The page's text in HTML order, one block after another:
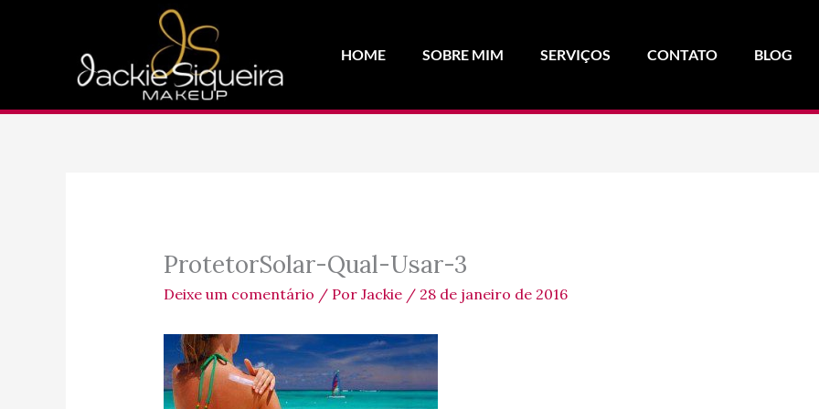
HOME SOBRE MIM SERVIÇOS CONTATO BLOG
ProtetorSolar-Qual-Usar-3
Deixe um comentário / Por Jackie / 28 de janeiro de 2016